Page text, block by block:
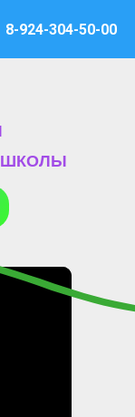
8-924-304-50-00
ШКОЛЫ